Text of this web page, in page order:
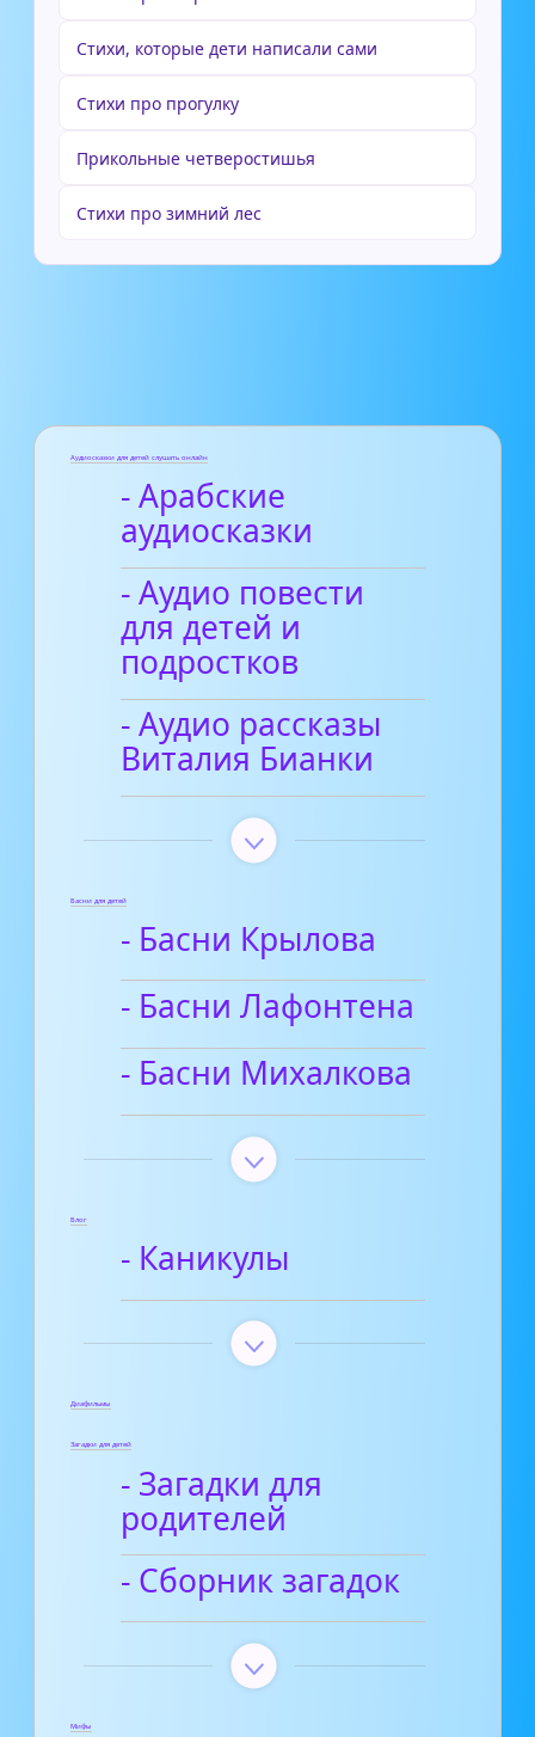
Стихи, которые дети написали сами
Стихи про прогулку
Прикольные четверостишья
Стихи про зимний лес
Аудиосказки для детей слушать онлайн
- Арабские
аудиосказки
- Аудио повести
для детей и
подростков
- Аудио рассказы
Виталия Бианки
Басни для детей
- Басни Крылова
- Басни Лафонтена
- Басни Михалкова
Блог
- Каникулы
Диафильмы
Загадки для детей
- Загадки для
родителей
- Сборник загадок
Мифы